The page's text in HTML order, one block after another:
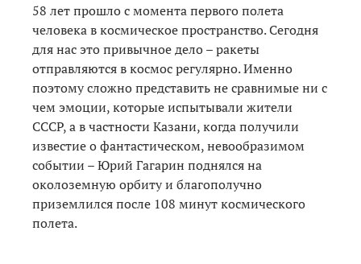
58 лет прошло с момента первого полета
человека в космическое пространство. Сегодня
для нас это привычное дело – ракеты
отправляются в космос регулярно. Именно
поэтому сложно представить не сравнимые ни с
чем эмоции, которые испытывали жители
СССР, а в частности Казани, когда получили
известие о фантастическом, невообразимом
событии – Юрий Гагарин поднялся на
околоземную орбиту и благополучно
приземлился после 108 минут космического
полета.